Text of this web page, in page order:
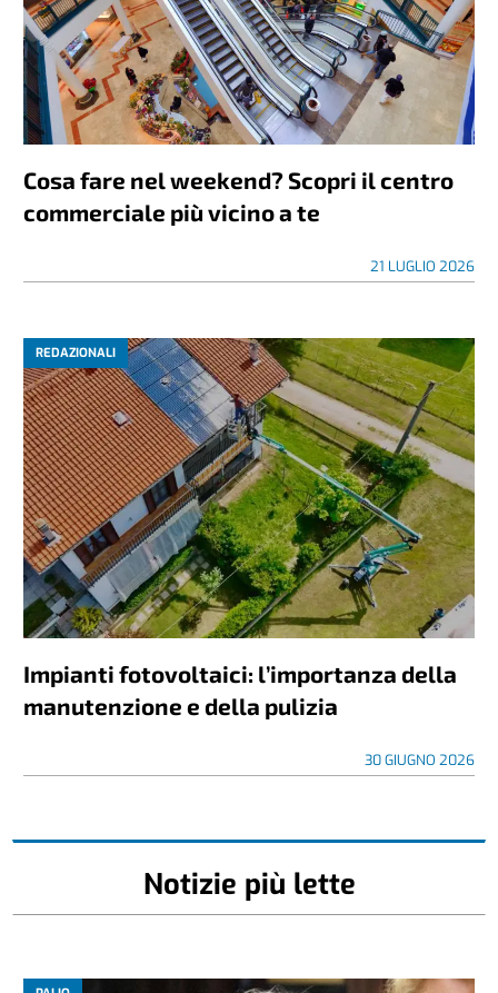
Cosa fare nel weekend? Scopri il centro
commerciale più vicino a te
21 LUGLIO 2026
REDAZIONALI
Impianti fotovoltaici: l’importanza della
manutenzione e della pulizia
30 GIUGNO 2026
Notizie più lette